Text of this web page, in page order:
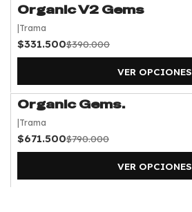
-15%OFF
Organic V2 Gems
Trama
$331.500$390.000
VER OPCIONES
-15%OFF
Organic Gems.
Trama
$671.500$790.000
VER OPCIONES